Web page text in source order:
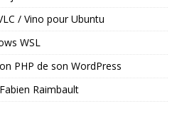
/ Vino pour Ubuntu
WSL
PHP de son WordPress
Raimbault